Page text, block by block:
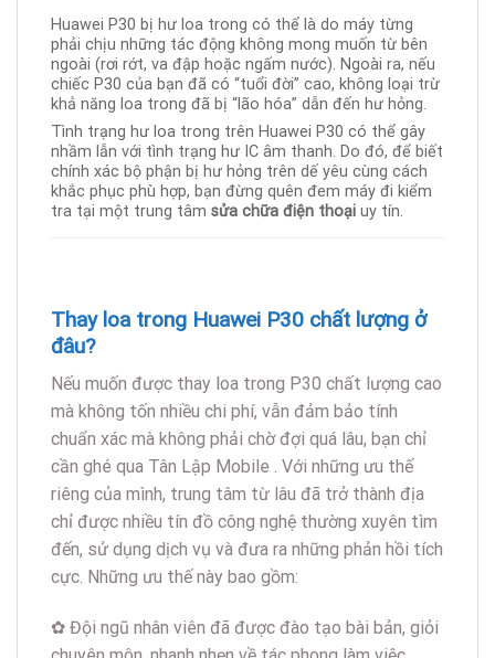
Huawei P30 bị hư loa trong có thể là do máy từng
phải chịu những tác động không mong muốn từ bên
ngoài (rơi rớt, va đập hoặc ngấm nước). Ngoài ra, nếu
chiếc P30 của bạn đã có “tuổi đời” cao, không loại trừ
khả năng loa trong đã bị “lão hóa” dẫn đến hư hỏng.
Tình trạng hư loa trong trên Huawei P30 có thể gây
nhầm lẫn với tình trạng hư IC âm thanh. Do đó, để biết
chính xác bộ phận bị hư hỏng trên dế yêu cùng cách
khắc phục phù hợp, bạn đừng quên đem máy đi kiểm
tra tại một trung tâm sửa chữa điện thoại uy tín.
Thay loa trong Huawei P30 chất lượng ở
đâu?
Nếu muốn được thay loa trong P30 chất lượng cao
mà không tốn nhiều chi phí, vẫn đảm bảo tính
chuẩn xác mà không phải chờ đợi quá lâu, bạn chỉ
cần ghé qua Tân Lập Mobile . Với những ưu thế
riêng của mình, trung tâm từ lâu đã trở thành địa
chỉ được nhiều tín đồ công nghệ thường xuyên tìm
đến, sử dụng dịch vụ và đưa ra những phản hồi tích
cực. Những ưu thế này bao gồm:
✿ Đội ngũ nhân viên đã được đào tạo bài bản, giỏi